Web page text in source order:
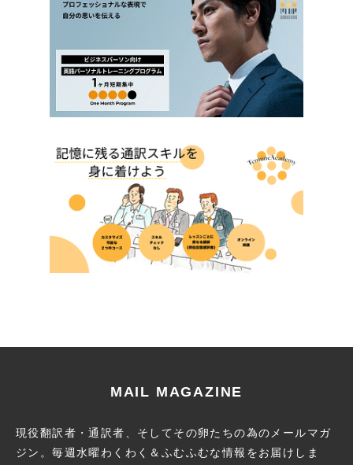
MAIL MAGAZINE
現役翻訳者・通訳者、そしてその卵たちの為のメールマガ
ジン。毎週水曜わくわく＆ふむふむな情報をお届けしま